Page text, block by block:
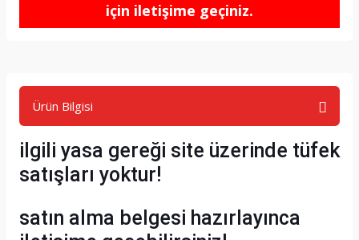
için iletişime geçiniz.
Ürün Bilgisi
ilgili yasa gereği site üzerinde tüfek
satışları yoktur!
satın alma belgesi hazırlayınca